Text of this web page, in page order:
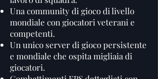
Una community di gioco di livello
mondiale con giocatori veterani e
competenti.
Un unico server di gioco persistente
e mondiale che ospita migliaia di
giocatori.